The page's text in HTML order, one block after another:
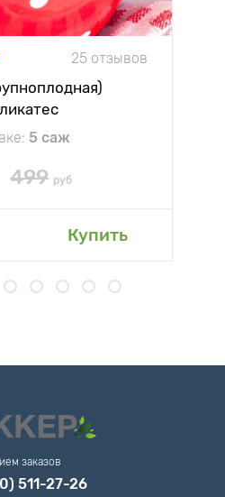
25 отзывов
5 саж
499 руб
Купить
заказов
511-27-26